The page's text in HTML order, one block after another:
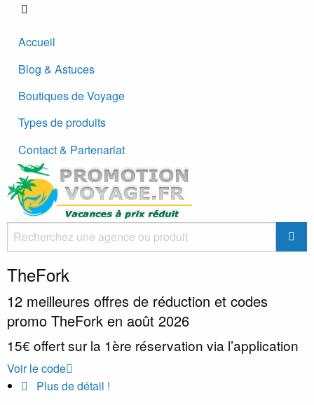
Accueil
Blog & Astuces
Boutiques de Voyage
Types de produits
Contact & Partenariat
TheFork
12 meilleures offres de réduction et codes
promo TheFork en août 2026
15€ offert sur la 1ère réservation via l’application
Voir le code
Plus de détail !